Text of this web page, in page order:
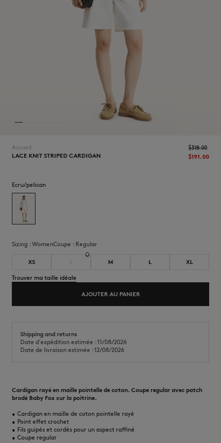
Accueil
LACE KNIT STRIPED CARDIGAN
$‌191.00
$‌318.00
Ecru/pelican
Sizing : womenCoupe : regular
XS M L XL
Trouver ma taille idéale
AJOUTER AU PANIER
Shipping and returns
Date d'expédition estimée : 11/08/2026
Date de livraison estimée : 12/08/2026
Cardigan rayé en maille pointelle de coton. Coupe regular avec patch
brodé Baby Fox sur la poitrine.
• Cardigan en maille de coton pointelle rayé
• Point effet crochet
• Fils guipés et cordés pour un aspect raffiné
• Coupe regular